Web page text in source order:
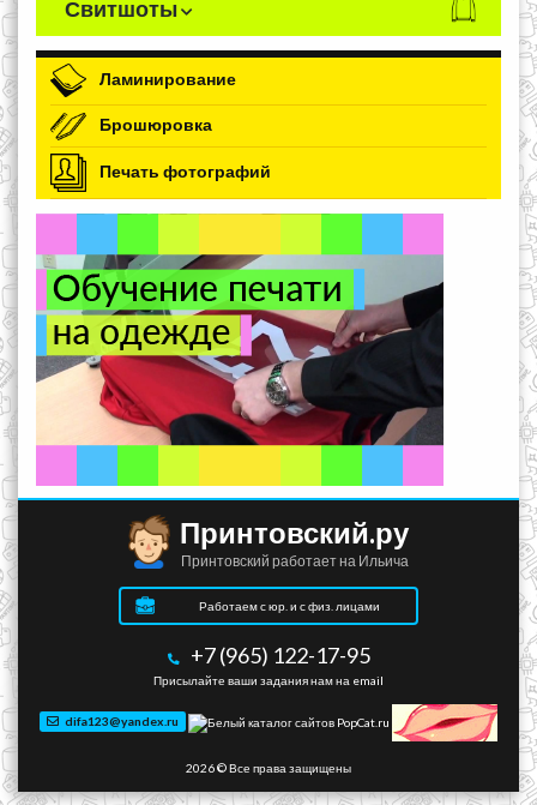
Свитшоты
Ламинирование
Брошюровка
Печать фотографий
Принтовский.ру
Принтовский работает на Ильича
Работаем с юр. и с физ. лицами
+7 (965) 122-17-95
Присылайте ваши задания нам на email
difa123@yandex.ru
2026 © Все права защищены